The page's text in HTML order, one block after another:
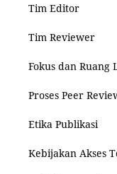
Tim Editor
Tim Reviewer
Fokus dan Ruang
Proses Peer
Etika Publikasi
Kebijakan Akses